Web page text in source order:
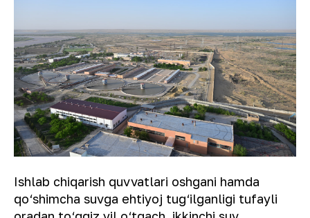
Ishlab chiqarish quvvatlari oshgani hamda
qo‘shimcha suvga ehtiyoj tug‘ilganligi tufayli